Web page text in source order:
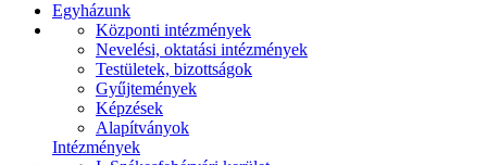
Egyházunk
Központi intézmények
Nevelési, oktatási intézmények
Testületek, bizottságok
Gyűjtemények
Képzések
Alapítványok
Intézmények